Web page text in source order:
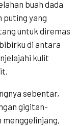
buah dada
puting yang
untuk diremas
di antara
kulit
sebentar,
gigitan-
menggelinjang,